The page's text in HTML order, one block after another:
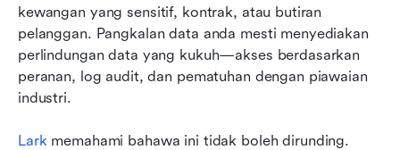
kewangan yang sensitif, kontrak, atau butiran
pelanggan. Pangkalan data anda mesti menyediakan
perlindungan data yang kukuh—akses berdasarkan
peranan, log audit, dan pematuhan dengan piawaian
industri.
Lark memahami bahawa ini tidak boleh dirunding.